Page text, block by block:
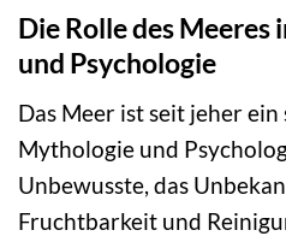
Die Rolle des
und Psychologie
Das Meer ist seit jeher ein
Mythologie und
Unbewusste, das
Fruchtbarkeit und